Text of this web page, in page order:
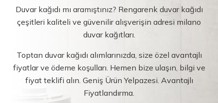
Duvar kağıdı mı aramıştınız? Rengarenk duvar kağıdı
çeşitleri kaliteli ve güvenilir alışverişin adresi milano
duvar kağıtları.
Toptan duvar kağıdı alımlarınızda, size özel avantajlı
fiyatlar ve ödeme koşulları. Hemen bize ulaşın, bilgi ve
fiyat teklifi alın. Geniş Ürün Yelpazesi. Avantajlı
Fiyatlandırma.